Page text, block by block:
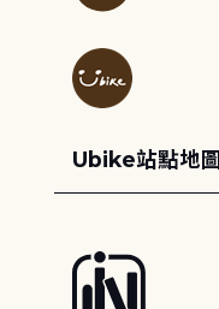
Ubike站點地圖